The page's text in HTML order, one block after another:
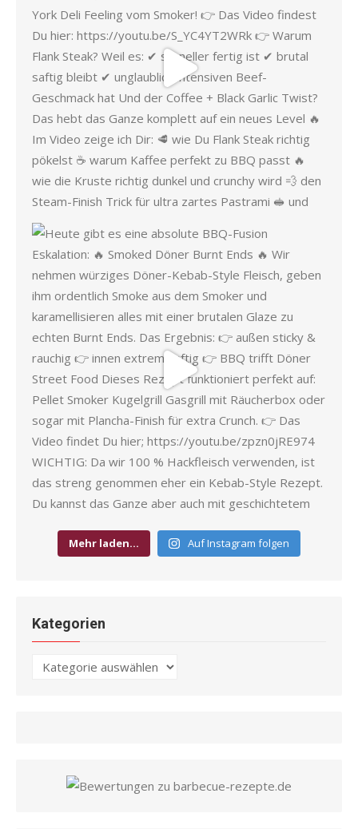
Mehr laden… Auf Instagram folgen
Kategorien
Kategorien